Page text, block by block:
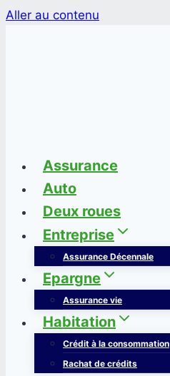
Aller au contenu
Assurance
Auto
Deux roues
Entreprise
Assurance Décennale
Epargne
Assurance vie
Habitation
Crédit à la consommation
Rachat de crédits